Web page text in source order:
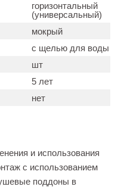
горизонтальный
(универсальный)
мокрый
с щелью для воды
шт
5 лет
нет
и использования
с использованием
поддоны в